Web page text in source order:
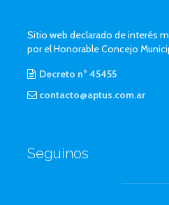
Sitio web declarado de interés
por el Honorable Concejo
Decreto n° 45455
contacto@aptus.com.ar
Seguinos